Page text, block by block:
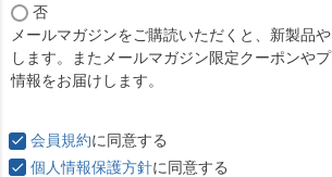
須
)
否
メールマガジンをご購読いただくと、新製品
します。またメールマガジン限定クーポンや
情報をお届けします。
会員規約に同意する
個人情報保護方針に同意する